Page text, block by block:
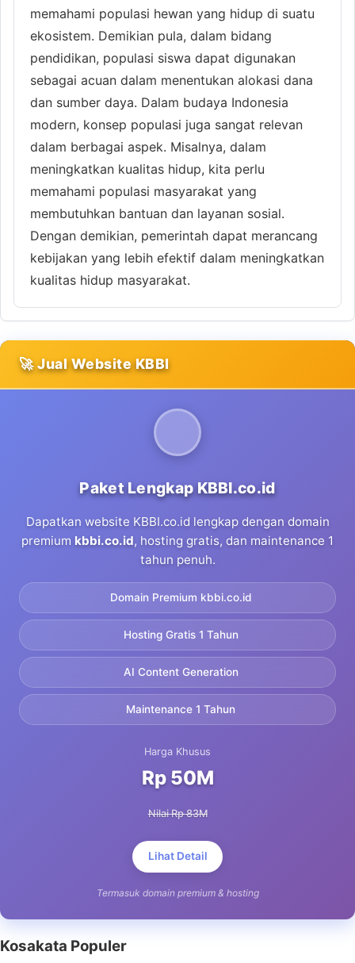
memahami populasi hewan yang hidup di suatu
ekosistem. Demikian pula, dalam bidang
pendidikan, populasi siswa dapat digunakan
sebagai acuan dalam menentukan alokasi dana
dan sumber daya. Dalam budaya Indonesia
modern, konsep populasi juga sangat relevan
dalam berbagai aspek. Misalnya, dalam
meningkatkan kualitas hidup, kita perlu
memahami populasi masyarakat yang
membutuhkan bantuan dan layanan sosial.
Dengan demikian, pemerintah dapat merancang
kebijakan yang lebih efektif dalam meningkatkan
kualitas hidup masyarakat.
🚀 Jual Website KBBI
Paket Lengkap KBBI.co.id
Dapatkan website KBBI.co.id lengkap dengan domain
premium kbbi.co.id, hosting gratis, dan maintenance 1
tahun penuh.
Domain Premium kbbi.co.id
Hosting Gratis 1 Tahun
AI Content Generation
Maintenance 1 Tahun
Harga Khusus
Rp 50M
Nilai Rp 83M
Lihat Detail
Termasuk domain premium & hosting
Kosakata Populer